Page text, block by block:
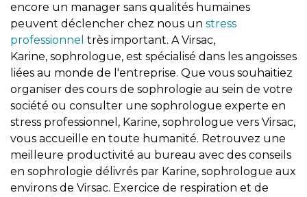
encore un manager sans qualités humaines
peuvent déclencher chez nous un stress
professionnel très important. A Virsac,
Karine, sophrologue, est spécialisé dans les angoisses
liées au monde de l'entreprise. Que vous souhaitiez
organiser des cours de sophrologie au sein de votre
société ou consulter une sophrologue experte en
stress professionnel, Karine, sophrologue vers Virsac,
vous accueille en toute humanité. Retrouvez une
meilleure productivité au bureau avec des conseils
en sophrologie délivrés par Karine, sophrologue aux
environs de Virsac. Exercice de respiration et de